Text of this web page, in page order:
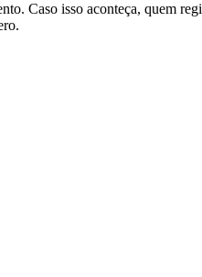
Caso isso aconteça, quem